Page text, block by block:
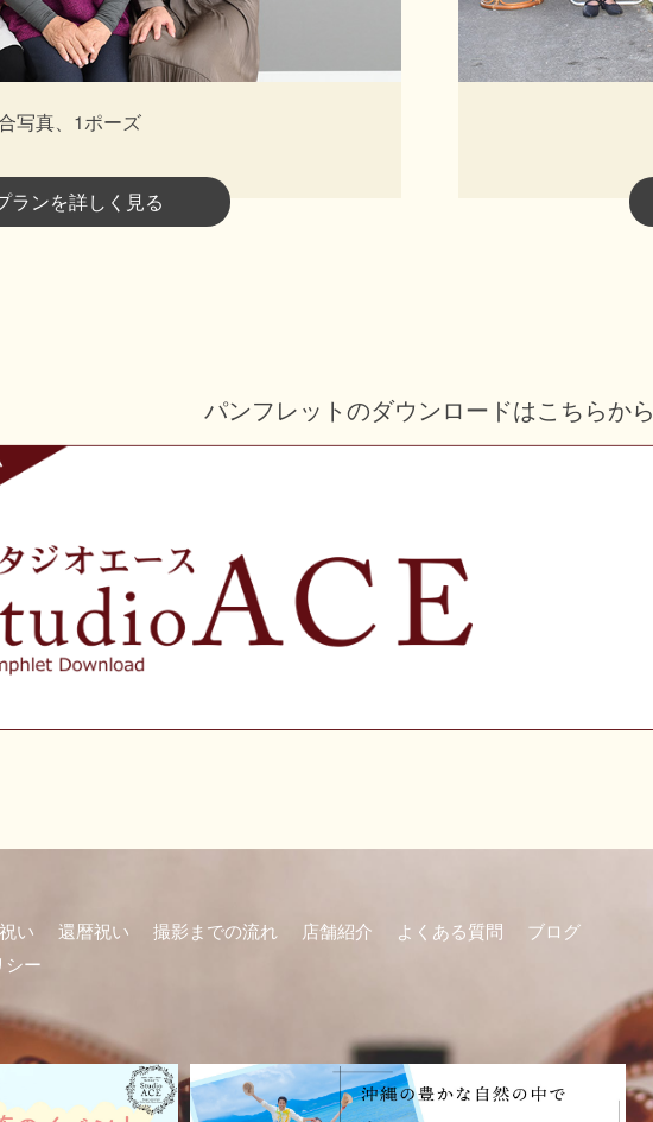
写真、1ポーズ
ランを詳しく見る
パンフレットのダウンロードはこちらから
い 還暦祝い 撮影までの流れ 店舗紹介 よくある質問
ブログ
シー